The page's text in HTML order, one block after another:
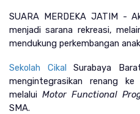
SUARA MERDEKA JATIM -
menjadi sarana rekreasi,
mendukung perkembangan
Sekolah Cikal Surabaya
mengintegrasikan renang
melalui Motor Functional
SMA.